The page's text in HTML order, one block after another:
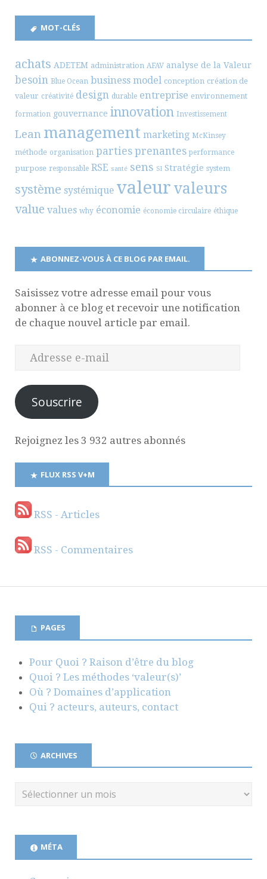
MOT-CLÉS
achats ADETEM administration AFAV analyse de la Valeur
besoin Blue Ocean business model conception création de
valeur créativité design durable entreprise environnement
formation gouvernance innovation Investissement
Lean management marketing McKinsey
méthode organisation parties prenantes performance
purpose responsable RSE santé sens SI Stratégie system
système systémique valeur valeurs
value values why économie économie circulaire éthique
ABONNEZ-VOUS À CE BLOG PAR EMAIL.
Saisissez votre adresse email pour vous
abonner à ce blog et recevoir une notification
de chaque nouvel article par email.
Souscrire
Rejoignez les 3 932 autres abonnés
FLUX RSS V+M
RSS - Articles
RSS - Commentaires
PAGES
Pour Quoi ? Raison d’être du blog
Quoi ? Les méthodes ‘valeur(s)’
Où ? Domaines d’application
Qui ? acteurs, auteurs, contact
ARCHIVES
MÉTA